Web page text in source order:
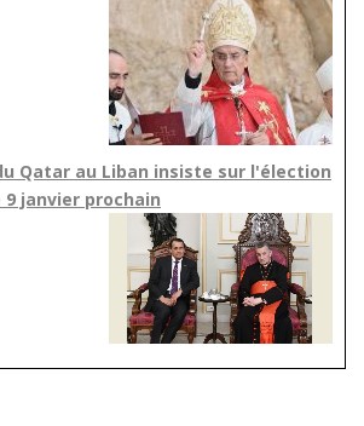
Qatar au Liban insiste sur l'élection
janvier prochain